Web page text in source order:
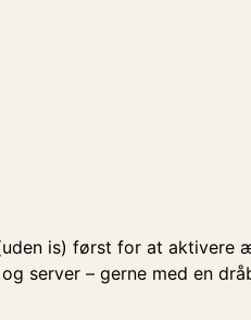
is) først for at aktivere
server – gerne med en